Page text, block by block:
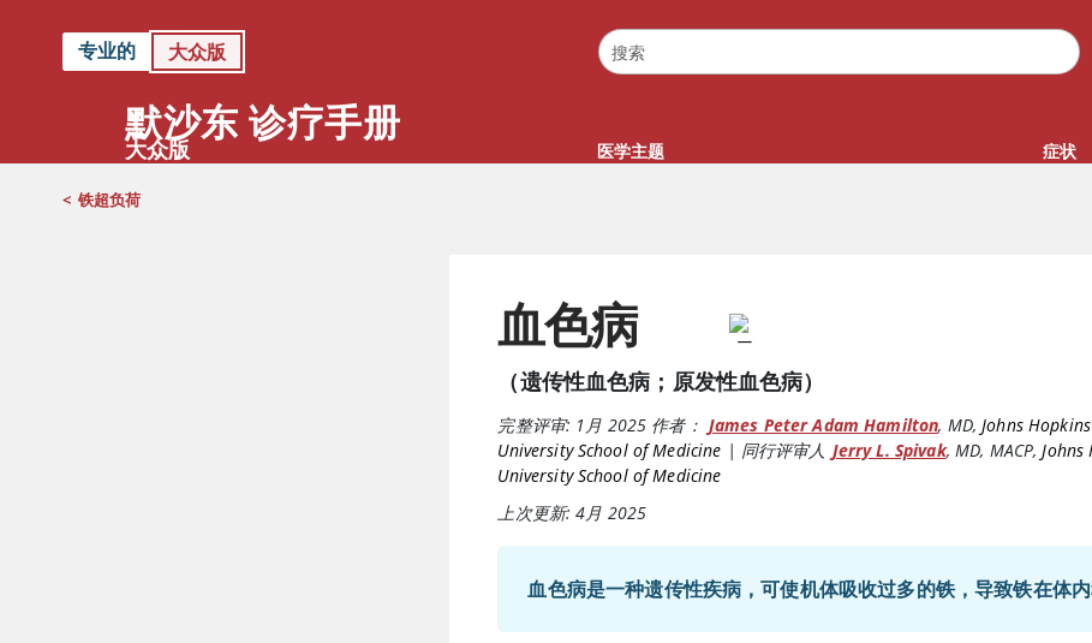
专业的 大众版
默沙东 诊疗手册
大众版 医学主题 症状
< 铁超负荷
血色病
（遗传性血色病；原发性血色病）
完整评审: 1月 2025 作者： James Peter Adam Hamilton, MD,Johns Hopkins
University School of Medicine | 同行评审人 Jerry L. Spivak, MD, MACP,Johns
University School of Medicine
上次更新: 4月 2025
血色病是一种遗传性疾病，可使机体吸收过多的铁，导致铁在体内